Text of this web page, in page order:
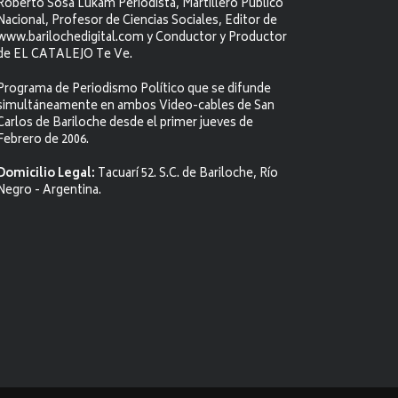
Sosa Lukam Periodista, Martillero Público
Profesor de Ciencias Sociales, Editor de
y Conductor y Productor
EL CATALEJO Te Ve.
de Periodismo Político que se difunde
en ambos Video-cables de San
de Bariloche desde el primer jueves de
de 2006.
Legal: Tacuarí 52. S.C. de Bariloche, Río
- Argentina.